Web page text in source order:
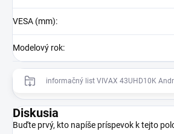
VESA (mm):
Modelový rok:
informačný list VIVAX 43UHD10K
Diskusia
Buďte prvý, kto napíše príspevok k tejto